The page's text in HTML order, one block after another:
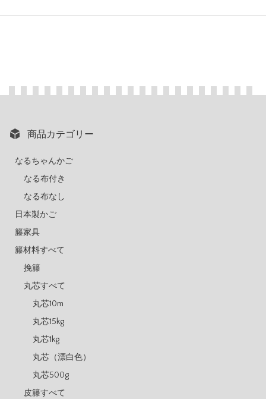
商品カテゴリー
なるちゃんかご
なる布付き
なる布なし
日本製かご
籐家具
籐材料すべて
挽籐
丸芯すべて
丸芯10m
丸芯15kg
丸芯1kg
丸芯（漂白色）
丸芯500g
皮籐すべて